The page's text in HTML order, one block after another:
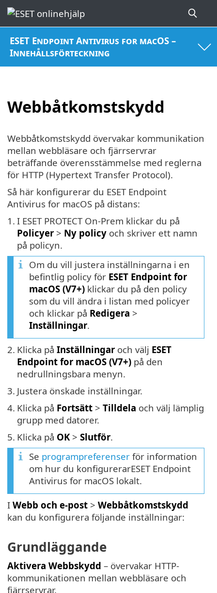
ESET Endpoint Antivirus for macOS –
Innehållsförteckning
Webbåtkomstskydd
Webbåtkomstskydd övervakar kommunikation
mellan webbläsare och fjärrservrar
beträffande överensstämmelse med reglerna
för HTTP (Hypertext Transfer Protocol).
Så här konfigurerar du ESET Endpoint
Antivirus for macOS på distans:
1. I ESET PROTECT On-Prem klickar du på
Policyer > Ny policy och skriver ett namn
på policyn.
Om du vill justera inställningarna i en
befintlig policy för ESET Endpoint for
macOS (V7+) klickar du på den policy
som du vill ändra i listan med policyer
och klickar på Redigera >
Inställningar.
2. Klicka på Inställningar och välj ESET
Endpoint for macOS (V7+) på den
nedrullningsbara menyn.
3. Justera önskade inställningar.
4. Klicka på Fortsätt > Tilldela och välj lämplig
grupp med datorer.
5. Klicka på OK> Slutför.
Se programpreferenser för information
om hur du konfigurerarESET Endpoint
Antivirus for macOS lokalt.
I Webb och e-post > Webbåtkomstskydd
kan du konfigurera följande inställningar:
Grundläggande
Aktivera Webbskydd – övervakar HTTP-
kommunikationen mellan webbläsare och
fjärrservrar.